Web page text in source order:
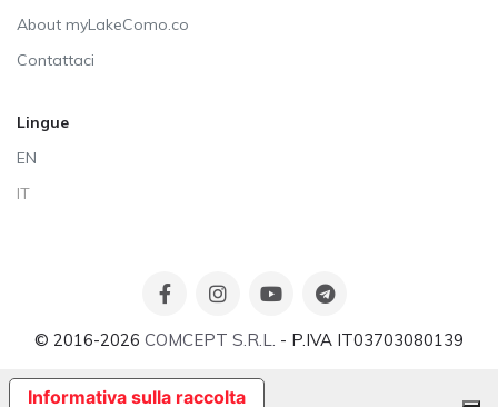
About myLakeComo.co
Contattaci
Lingue
EN
IT
© 2016-2026 COMCEPT S.R.L. - P.IVA IT03703080139
Informativa sulla raccolta